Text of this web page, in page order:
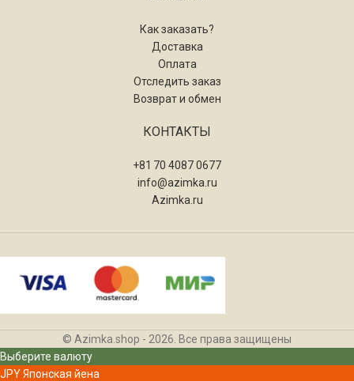
Как заказать?
Доставка
Оплата
Отследить заказ
Возврат и обмен
КОНТАКТЫ
+81 70 4087 0677
info@azimka.ru
Azimka.ru
© Azimka.shop - 2026. Все права защищены
Выберите валюту
JPYЯпонская йена